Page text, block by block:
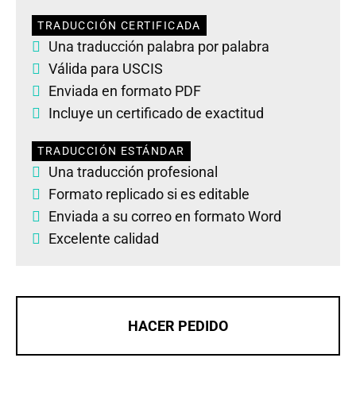
TRADUCCIÓN CERTIFICADA
Una traducción palabra por palabra
Válida para USCIS
Enviada en formato PDF
Incluye un certificado de exactitud
TRADUCCIÓN ESTÁNDAR
Una traducción profesional
Formato replicado si es editable
Enviada a su correo en formato Word
Excelente calidad
HACER PEDIDO